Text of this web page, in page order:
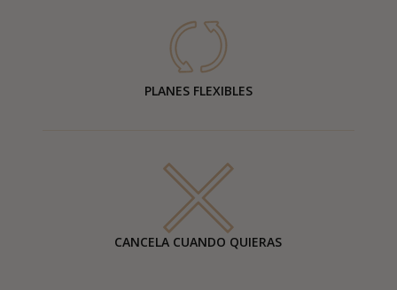
PLANES FLEXIBLES
CANCELA CUANDO QUIERAS